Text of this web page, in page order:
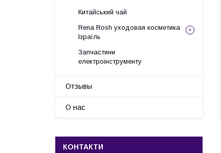
Китайський чай
Rena Rosh уходовая косметика
Ізраїль
Запчастини
електроінструменту
Отзывы
О нас
КОНТАКТИ